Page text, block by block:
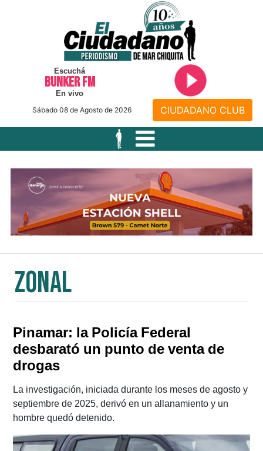
Escuchá
BUNKER FM
En vivo
Sábado 08 de Agosto de 2026
CIUDADANO CLUB
Zonal
Pinamar: la Policía Federal
desbarató un punto de venta de
drogas
La investigación, iniciada durante los meses de agosto y
septiembre de 2025, derivó en un allanamiento y un
hombre quedó detenido.